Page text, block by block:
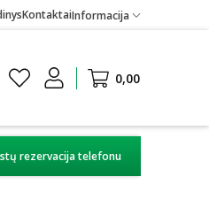
KontaktaiInformacija
0,00
rezervacija telefonu